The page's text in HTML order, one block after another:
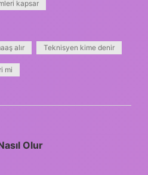
kapsar
alır Teknisyen kime denir
mi
Olur